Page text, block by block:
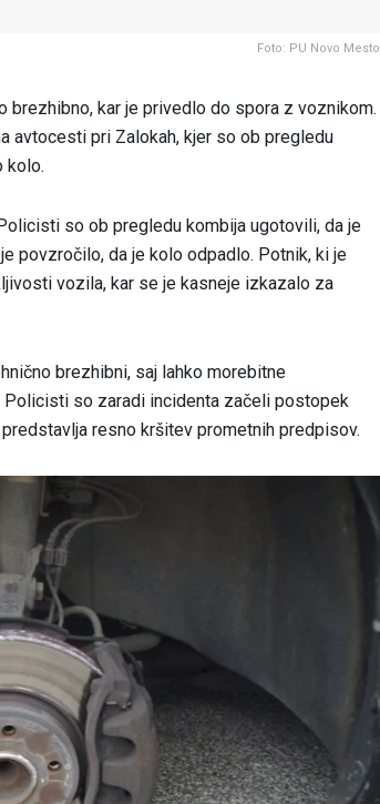
Foto: PU Novo Mesto
kar je privedlo do spora z voznikom.
avtocesti pri Zalokah, kjer so ob pregledu
kolo.
so ob pregledu kombija ugotovili, da je
povzročilo, da je kolo odpadlo. Potnik, ki je
vozila, kar se je kasneje izkazalo za
brezhibni, saj lahko morebitne
so zaradi incidenta začeli postopek
resno kršitev prometnih predpisov.